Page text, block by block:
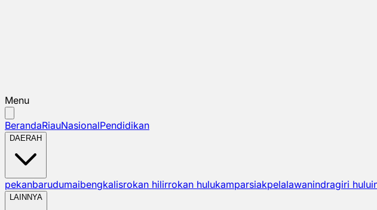
Menu
BerandaRiauNasionalPendidikan
DAERAH
pekanbarudumaibengkalisrokan hilirrokan hulukamparsiakpelalawanindragiri hulu
LAINNYA